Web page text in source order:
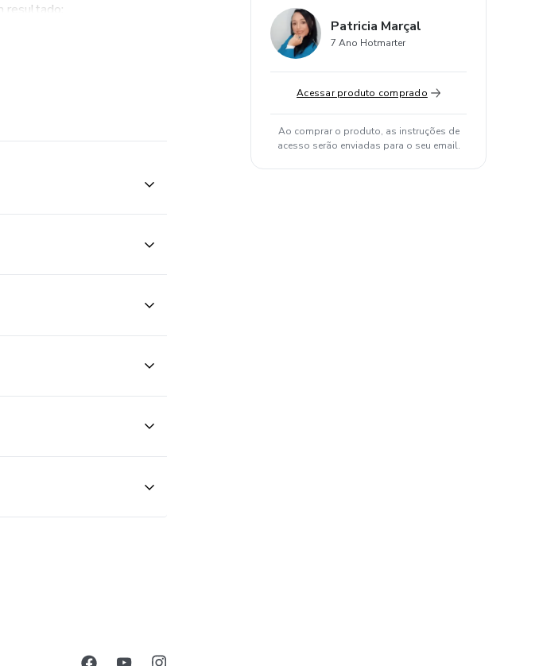
resultado;
uma nova jornada, sendo o
e terapia
Patricia Marçal
7 Ano Hotmarter
Acessar produto comprado
Ao comprar o produto, as instruções de
acesso serão enviadas para o seu email.